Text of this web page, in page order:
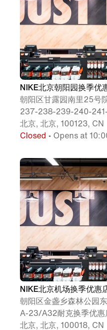
NIKE北京朝阳园换季优
朝阳区甘露园南里25号
237-238-239-240-
北京, 北京, 100123, CN
Closed • Opens at
NIKE北京机场换季优惠
朝阳区金盏乡森林公园
A-23/A32耐克换季优惠
北京, 北京, 100018, CN